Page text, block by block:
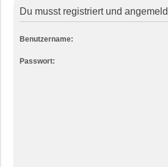
Du musst registriert und
Benutzername:
Passwort: